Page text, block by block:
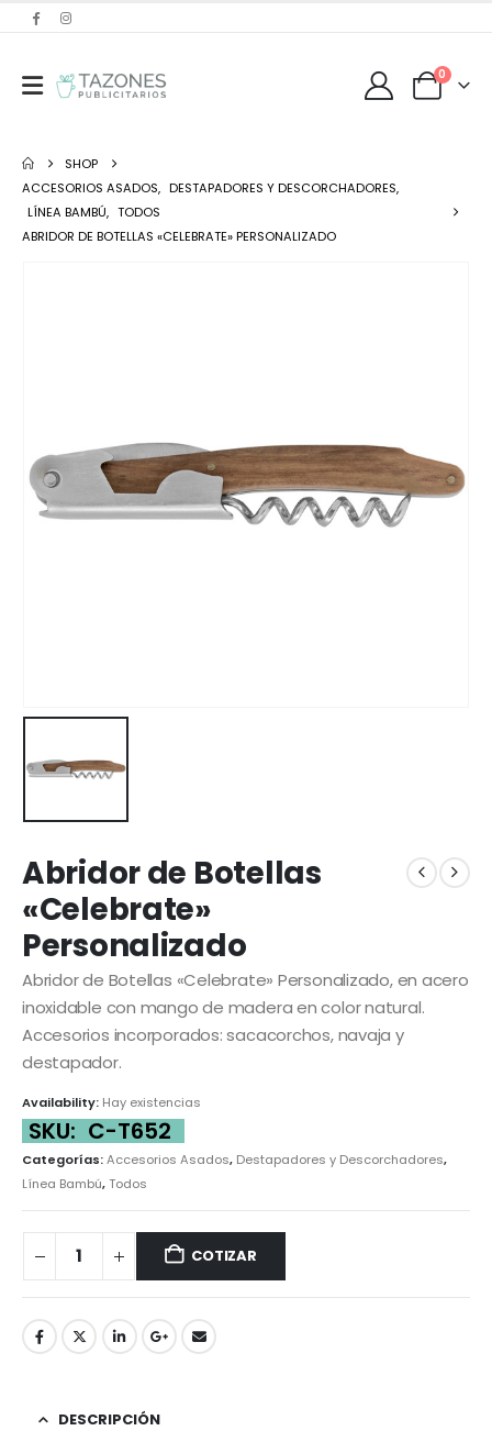
0
SHOP
ACCESORIOS ASADOS, DESTAPADORES Y DESCORCHADORES,
LÍNEA BAMBÚ, TODOS
ABRIDOR DE BOTELLAS «CELEBRATE» PERSONALIZADO
Abridor de Botellas
«Celebrate»
Personalizado
Abridor de Botellas «Celebrate» Personalizado, en acero
inoxidable con mango de madera en color natural.
Accesorios incorporados: sacacorchos, navaja y
destapador.
Availability: Hay existencias
SKU: C-T652
Categorías:Accesorios Asados, Destapadores y Descorchadores,
Línea Bambú,Todos
COTIZAR
DESCRIPCIÓN